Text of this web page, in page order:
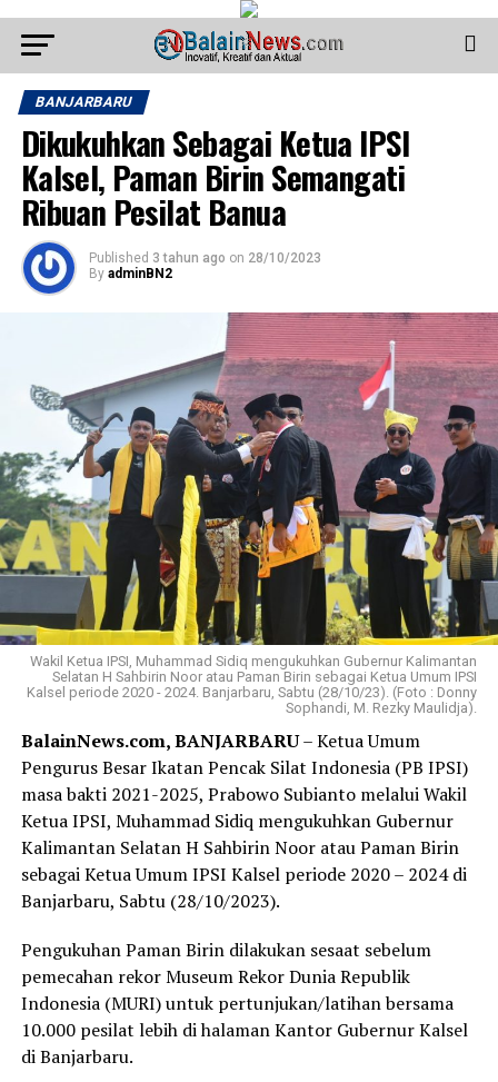
BANJARBARU
Dikukuhkan Sebagai Ketua IPSI
Kalsel, Paman Birin Semangati
Ribuan Pesilat Banua
Published 3 tahun ago on 28/10/2023
By adminBN2
Wakil Ketua IPSI, Muhammad Sidiq mengukuhkan Gubernur Kalimantan
Selatan H Sahbirin Noor atau Paman Birin sebagai Ketua Umum IPSI
Kalsel periode 2020 - 2024. Banjarbaru, Sabtu (28/10/23). (Foto : Donny
Sophandi, M. Rezky Maulidja).
BalainNews.com, BANJARBARU– Ketua Umum
Pengurus Besar Ikatan Pencak Silat Indonesia (PB IPSI)
masa bakti 2021-2025, Prabowo Subianto melalui Wakil
Ketua IPSI, Muhammad Sidiq mengukuhkan Gubernur
Kalimantan Selatan H Sahbirin Noor atau Paman Birin
sebagai Ketua Umum IPSI Kalsel periode 2020 – 2024 di
Banjarbaru, Sabtu (28/10/2023).
Pengukuhan Paman Birin dilakukan sesaat sebelum
pemecahan rekor Museum Rekor Dunia Republik
Indonesia (MURI) untuk pertunjukan/latihan bersama
10.000 pesilat lebih di halaman Kantor Gubernur Kalsel
di Banjarbaru.